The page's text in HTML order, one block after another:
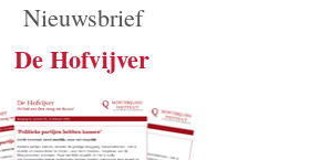
Nieuwsbrief
De Hofvijver